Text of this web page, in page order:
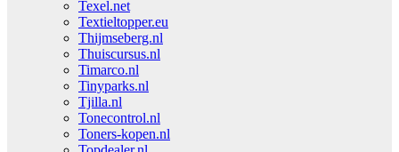
Texel.net
Textieltopper.eu
Thijmseberg.nl
Thuiscursus.nl
Timarco.nl
Tinyparks.nl
Tjilla.nl
Tonecontrol.nl
Toners-kopen.nl